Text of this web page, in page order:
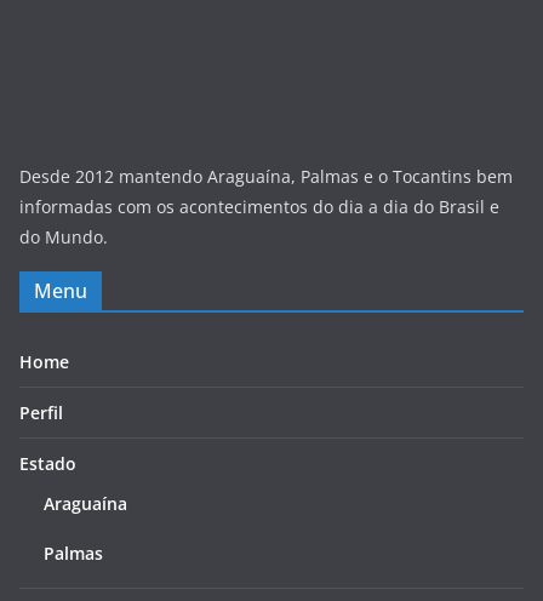
Desde 2012 mantendo Araguaína, Palmas e o Tocantins bem
informadas com os acontecimentos do dia a dia do Brasil e
do Mundo.
Menu
Home
Perfil
Estado
Araguaína
Palmas